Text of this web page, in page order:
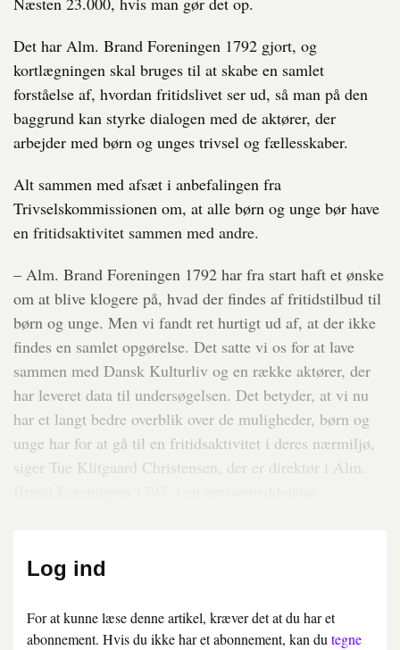
Det har Alm. Brand Foreningen 1792 gjort, og
kortlægningen skal bruges til at skabe en samlet
forståelse af, hvordan fritidslivet ser ud, så man på den
baggrund kan styrke dialogen med de aktører, der
arbejder med børn og unges trivsel og fællesskaber.
Alt sammen med afsæt i anbefalingen fra
Trivselskommissionen om, at alle børn og unge bør have
en fritidsaktivitet sammen med andre.
– Alm. Brand Foreningen 1792 har fra start haft et ønske
om at blive klogere på, hvad der findes af fritidstilbud til
børn og unge. Men vi fandt ret hurtigt ud af, at der ikke
findes en samlet opgørelse. Det satte vi os for at lave
sammen med Dansk Kulturliv og en række aktører, der
har leveret data til undersøgelsen. Det betyder, at vi nu
har et langt bedre overblik over de muligheder, børn og
unge har for at gå til en fritidsaktivitet i deres nærmiljø,
siger Tue Klitgaard Christensen, der er direktør i Alm.
Log ind
For at kunne læse denne artikel, kræver det at du har et
abonnement. Hvis du ikke har et abonnement, kan du tegne